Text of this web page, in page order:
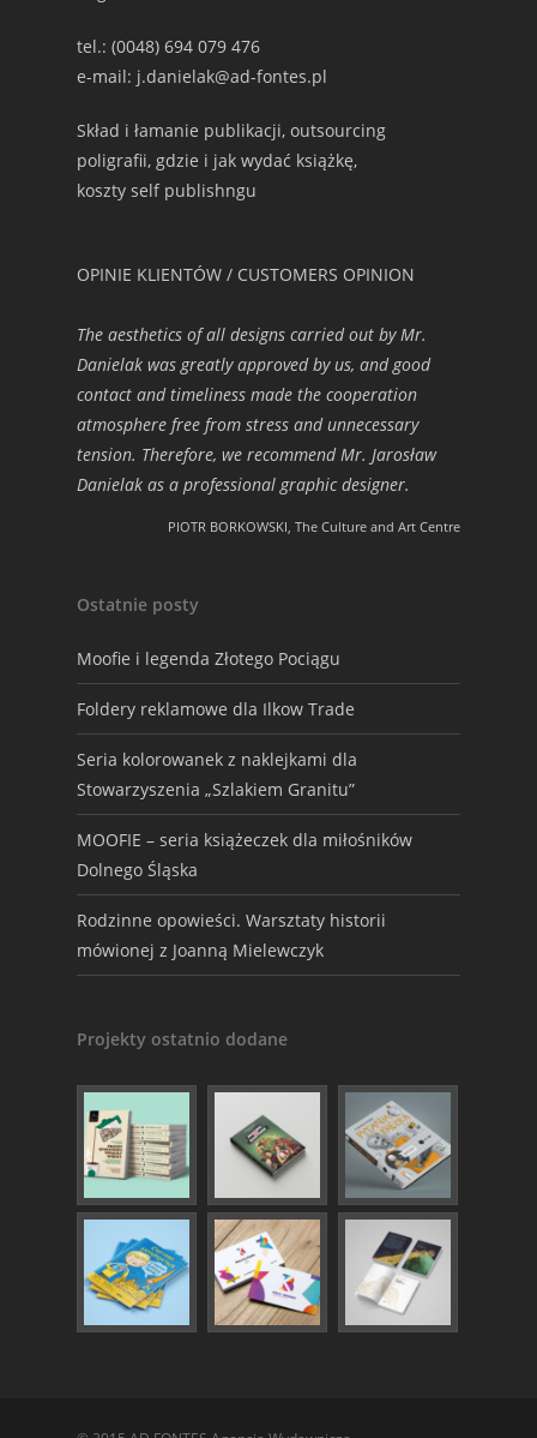
tel.: (0048) 694 079 476
e-mail: j.danielak@ad-fontes.pl
Skład i łamanie publikacji, outsourcing
poligrafii, gdzie i jak wydać książkę,
koszty self publishngu
OPINIE KLIENTÓW / CUSTOMERS OPINION
The aesthetics of all designs carried out by Mr.
Danielak was greatly approved by us, and good
contact and timeliness made the cooperation
atmosphere free from stress and unnecessary
tension. Therefore, we recommend Mr. Jarosław
Danielak as a professional graphic designer.
PIOTR BORKOWSKI, The Culture and Art Centre
Ostatnie posty
Moofie i legenda Złotego Pociągu
Foldery reklamowe dla Ilkow Trade
Seria kolorowanek z naklejkami dla
Stowarzyszenia „Szlakiem Granitu”
MOOFIE – seria książeczek dla miłośników
Dolnego Śląska
Rodzinne opowieści. Warsztaty historii
mówionej z Joanną Mielewczyk
Projekty ostatnio dodane